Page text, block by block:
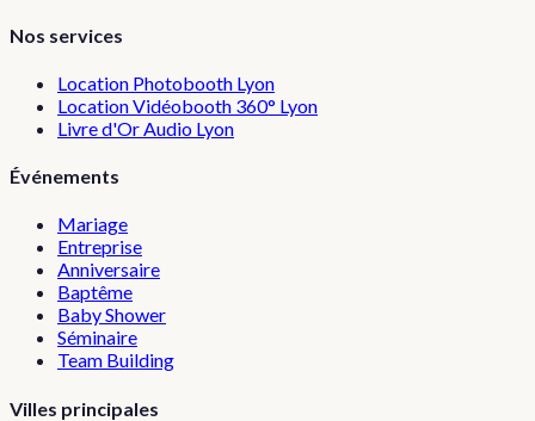
Nos services
Location Photobooth Lyon
Location Vidéobooth 360° Lyon
Livre d'Or Audio Lyon
Événements
Mariage
Entreprise
Anniversaire
Baptême
Baby Shower
Séminaire
Team Building
Villes principales